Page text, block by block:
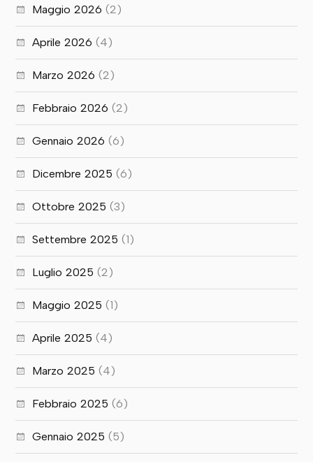
Maggio 2026 (2)
Aprile 2026 (4)
Marzo 2026 (2)
Febbraio 2026 (2)
Gennaio 2026 (6)
Dicembre 2025 (6)
Ottobre 2025 (3)
Settembre 2025 (1)
Luglio 2025 (2)
Maggio 2025 (1)
Aprile 2025 (4)
Marzo 2025 (4)
Febbraio 2025 (6)
Gennaio 2025 (5)